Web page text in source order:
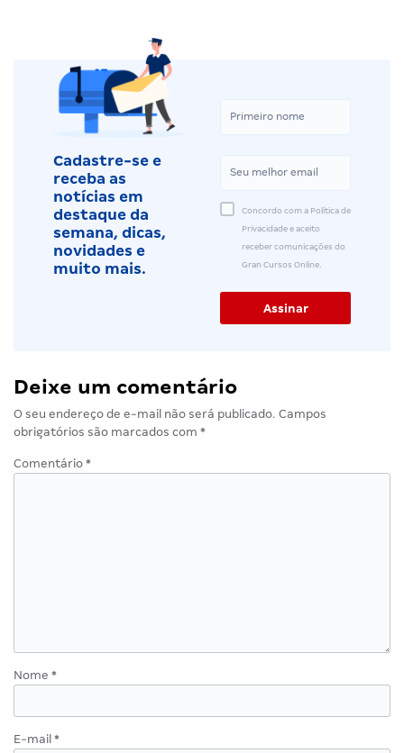
Cadastre-se e
receba as
notícias em
destaque da
semana, dicas,
novidades e
muito mais.
Concordo com a Política de
Privacidade e aceito
receber comunicações do
Gran Cursos Online.
Deixe um comentário
O seu endereço de e-mail não será publicado. Campos
obrigatórios são marcados com *
Comentário *
Nome *
E-mail *